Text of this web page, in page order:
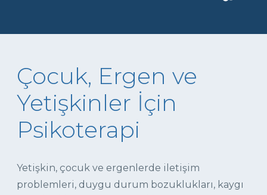
Çocuk, Ergen ve
Yetişkinler İçin
Psikoterapi
Yetişkin, çocuk ve ergenlerde iletişim
problemleri, duygu durum bozuklukları, kaygı